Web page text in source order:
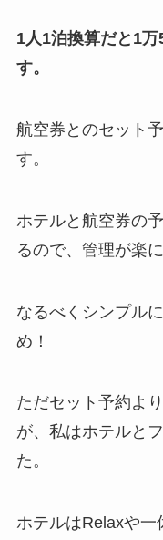
1人1泊換算だと1万
す。
航空券とのセット予
す。
ホテルと航空券の
るので、管理が楽
なるべくシンプル
め！
ただセット予約よ
が、私はホテルと
た。
ホテルはRelaxや一